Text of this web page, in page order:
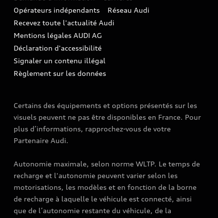
Audi Assistance
Campagne de rappel Airbag Takata
Mise à jour logiciel
Carrières
Espace Presse
Opérateurs indépendants
Réseau Audi
Recevez toute l'actualité Audi
Mentions légales AUDI AG
Déclaration d'accessibilité
Signaler un contenu illégal
Règlement sur les données
Certains des équipements et options présentés sur les
visuels peuvent ne pas être disponibles en France. Pour
plus d’informations, rapprochez-vous de votre
Partenaire Audi.
Autonomie maximale, selon norme WLTP. Le temps de
recharge et l'autonomie peuvent varier selon les
motorisations, les modèles et en fonction de la borne
de recharge à laquelle le véhicule est connecté, ainsi
que de l’autonomie restante du véhicule, de la